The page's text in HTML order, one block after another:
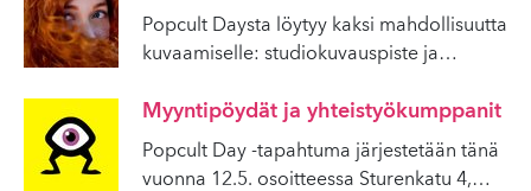
Popcult Daysta löytyy kaksi mahdollisuutta
kuvaamiselle: studiokuvauspiste ja…
Myyntipöydät ja yhteistyökumppanit
Popcult Day -tapahtuma järjestetään tänä
vuonna 12.5. osoitteessa Sturenkatu 4,…